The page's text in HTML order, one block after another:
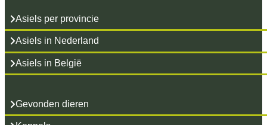
Asiels per provincie
Asiels in Nederland
Asiels in België
Gevonden dieren